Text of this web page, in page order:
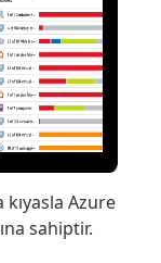
kıyasla Azure
sahiptir.